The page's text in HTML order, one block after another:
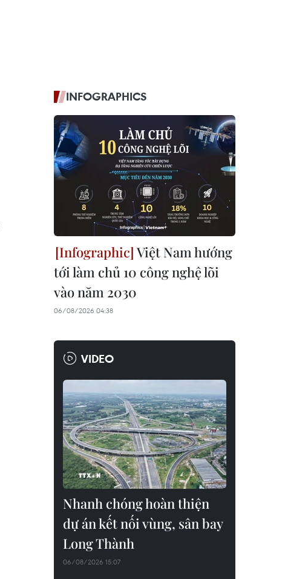
INFOGRAPHICS
Việt Nam hướng
tới làm chủ 10 công nghệ lõi
vào năm 2030
06/08/2026 04:38
VIDEO
Nhanh chóng hoàn thiện
dự án kết nối vùng, sân bay
Long Thành
06/08/2026 15:07